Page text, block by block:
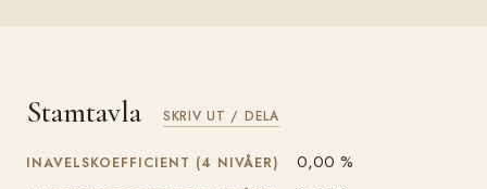
Stamtavla SKRIV UT / DELA
INAVELSKOEFFICIENT (4 NIVÅER) 0,00 %